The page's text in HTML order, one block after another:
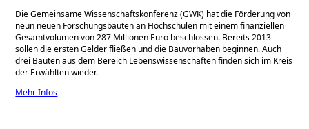
Die Gemeinsame Wissenschaftskonferenz (GWK) hat die Förderung von
neun neuen Forschungsbauten an Hochschulen mit einem finanziellen
Gesamtvolumen von 287 Millionen Euro beschlossen. Bereits 2013
sollen die ersten Gelder fließen und die Bauvorhaben beginnen. Auch
drei Bauten aus dem Bereich Lebenswissenschaften finden sich im Kreis
der Erwählten wieder.
Mehr Infos